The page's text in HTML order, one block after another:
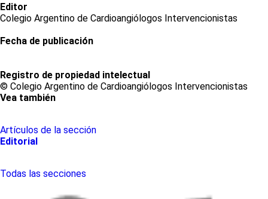
Editor
Colegio Argentino de Cardioangiólogos Intervencionistas
Fecha de publicación
Registro de propiedad intelectual
© Colegio Argentino de Cardioangiólogos Intervencionistas
Vea también
Artículos de la sección
Editorial
Todas las secciones